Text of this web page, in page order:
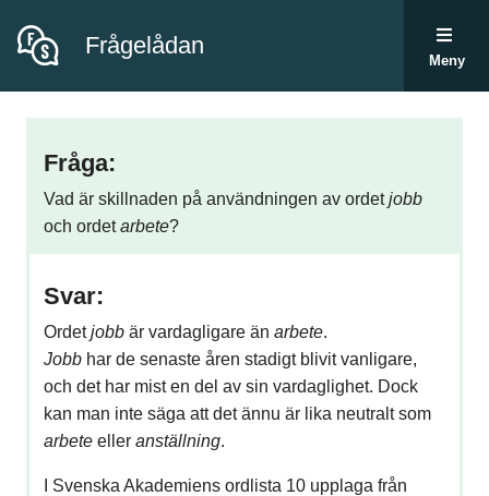
Frågelådan
Meny
Fråga:
Vad är skillnaden på användningen av ordetjobb
och ordetarbete?
Svar:
Ordetjobb är vardagligare än arbete.
Jobb har de senaste åren stadigt blivit vanligare,
och det har mist en del av sin vardaglighet. Dock
kan man inte säga att det ännu är lika neutralt som
arbete eller anställning.
I Svenska Akademiens ordlista 10 upplaga från